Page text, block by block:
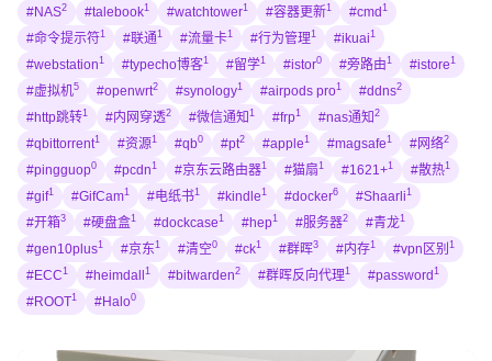
#NAS2 #talebook1 #watchtower1 #容器更新1 #cmd 1
#命令提示符1 #联通1 #流量卡1 #行为管理1 #ikuai 1
#webstation 1 #typecho博客1 #留学1 #istor0 #旁路由 1 #istore 1
#虚拟机5 #openwrt2 #synology1 #airpods pro1 #ddns2
#http跳转1 #内网穿透2 #微信通知 1 #frp1 #nas通知 2
#qbittorrent1 #资源1 #qb0 #pt2 #apple 1 #magsafe 1 #网络2
#pingguop0 #pcdn 1 #京东云路由器1 #猫扇 1 #1621+1 #散热1
#gif1 #GifCam1 #电纸书1 #kindle 1 #docker6 #Shaarli 1
#开箱3 #硬盘盒1 #dockcase 1 #hep1 #服务器2 #青龙1
#gen10plus1 #京东 1 #清空0 #ck1 #群晖3 #内存1 #vpn区别 1
#ECC 1 #heimdall 1 #bitwarden2 #群晖反向代理1 #password 1
#ROOT1 #Halo0